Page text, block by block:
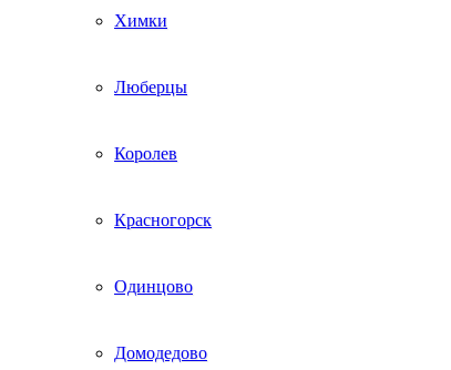
Химки
Люберцы
Королев
Красногорск
Одинцово
Домодедово